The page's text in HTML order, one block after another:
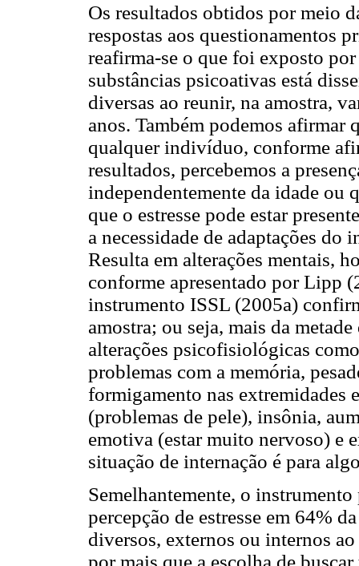
Os resultados obtidos por meio
respostas aos questionamentos
reafirma-se o que foi exposto
substâncias psicoativas está
diversas ao reunir, na amostra,
anos. Também podemos afirmar
qualquer indivíduo, conforme
resultados, percebemos a
independentemente da idade ou
que o estresse pode estar
a necessidade de adaptações
Resulta em alterações mentais,
conforme apresentado por Lipp
instrumento ISSL (2005a)
amostra; ou seja, mais da
alterações psicofisiológicas
problemas com a memória,
formigamento nas extremidades
(problemas de pele), insônia,
emotiva (estar muito nervoso) e
situação de internação é para
Semelhantemente, o
percepção de estresse em 64%
diversos, externos ou internos
por mais que a escolha de